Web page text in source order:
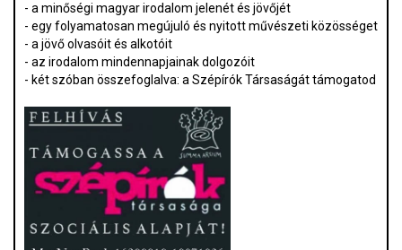
- a minőségi magyar irodalom jelenét és jövőjét
- egy folyamatosan megújuló és nyitott művészeti közösséget
- a jövő olvasóit és alkotóit
- az irodalom mindennapjainak dolgozóit
- két szóban összefoglalva: a Szépírók Társaságát támogatod